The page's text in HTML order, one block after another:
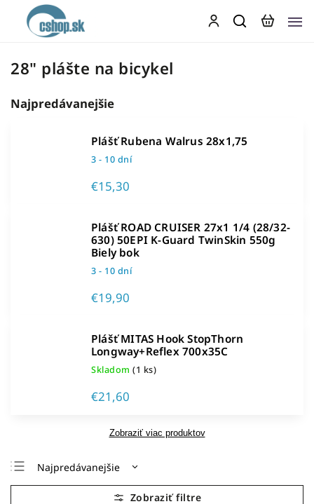
28" plášte na bicykel
Najpredávanejšie
Plášť Rubena Walrus 28x1,75
3 - 10 dní
€15,30
Plášť ROAD CRUISER 27x1 1/4 (28/32-
630) 50EPI K-Guard TwinSkin 550g
Biely bok
3 - 10 dní
€19,90
Plášť MITAS Hook StopThorn
Longway+Reflex 700x35C
Skladom (1 ks)
€21,60
Zobraziť viac produktov
Najpredávanejšie
Najlacnejšie